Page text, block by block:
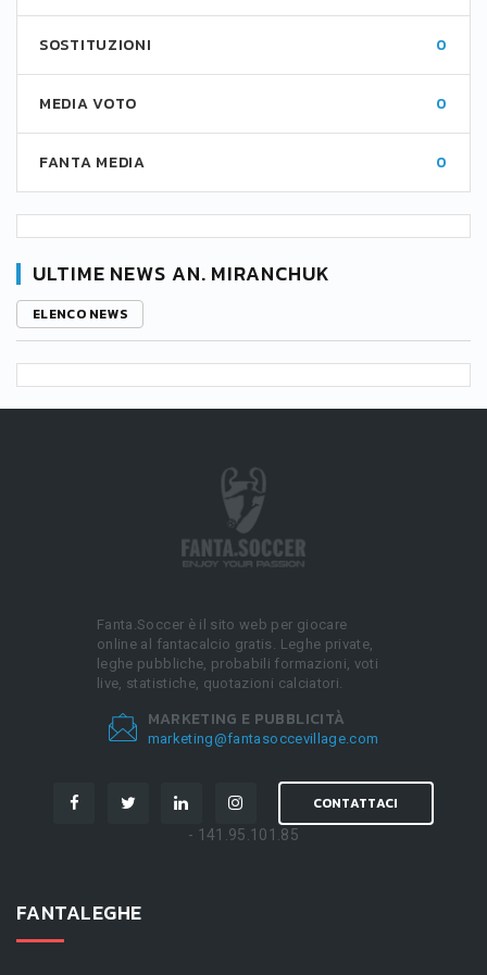
SOSTITUZIONI 0
MEDIA VOTO 0
FANTA MEDIA 0
ULTIME NEWS AN. MIRANCHUK
ELENCO NEWS
Fanta.Soccer è il sito web per giocare
online al fantacalcio gratis. Leghe private,
leghe pubbliche, probabili formazioni, voti
live, statistiche, quotazioni calciatori.
MARKETING E PUBBLICITÀ
marketing@fantasoccevillage.com
CONTATTACI
- 141.95.101.85
FANTALEGHE